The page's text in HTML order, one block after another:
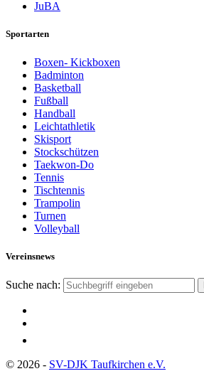
JuBA
Sportarten
Boxen- Kickboxen
Badminton
Basketball
Fußball
Handball
Leichtathletik
Skisport
Stockschützen
Taekwon-Do
Tennis
Tischtennis
Trampolin
Turnen
Volleyball
Vereinsnews
Suche nach:
© 2026 - SV-DJK Taufkirchen e.V.